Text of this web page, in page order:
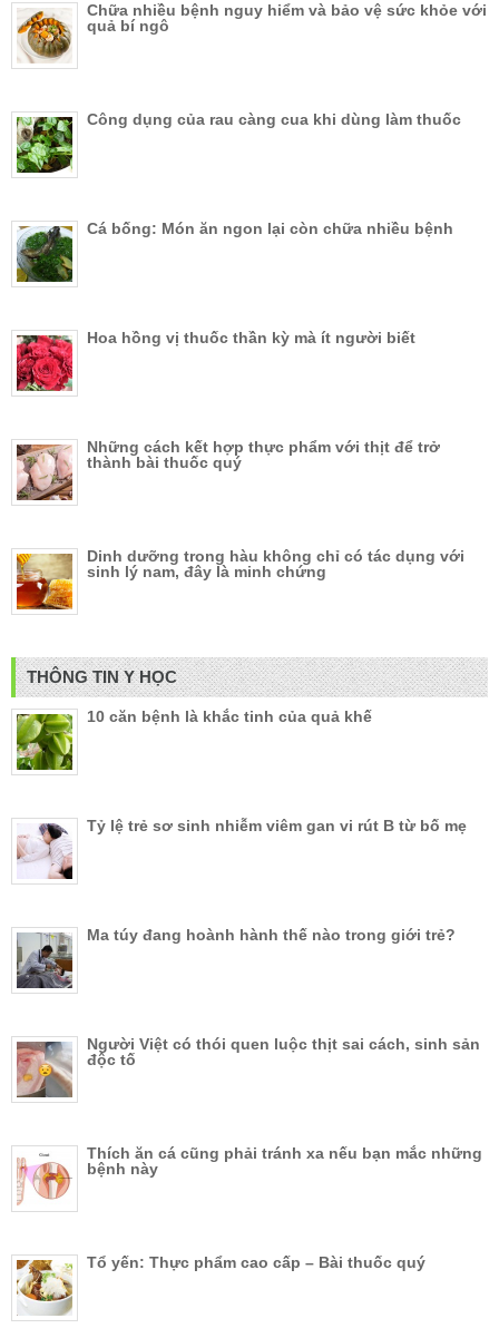
Chữa nhiều bệnh nguy hiểm và bảo vệ sức khỏe với
quả bí ngô
Công dụng của rau càng cua khi dùng làm thuốc
Cá bống: Món ăn ngon lại còn chữa nhiều bệnh
Hoa hồng vị thuốc thần kỳ mà ít người biết
Những cách kết hợp thực phẩm với thịt để trở
thành bài thuốc quý
Dinh dưỡng trong hàu không chỉ có tác dụng với
sinh lý nam, đây là minh chứng
THÔNG TIN Y HỌC
10 căn bệnh là khắc tinh của quả khế
Tỷ lệ trẻ sơ sinh nhiễm viêm gan vi rút B từ bố mẹ
Ma túy đang hoành hành thế nào trong giới trẻ?
Người Việt có thói quen luộc thịt sai cách, sinh sản
độc tố
Thích ăn cá cũng phải tránh xa nếu bạn mắc những
bệnh này
Tổ yến: Thực phẩm cao cấp – Bài thuốc quý